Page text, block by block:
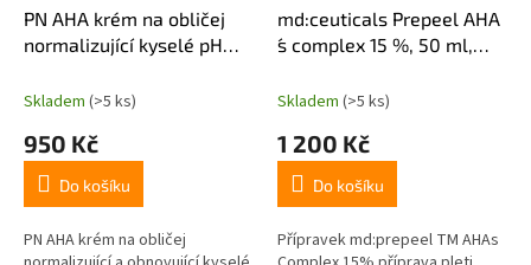
PN AHA krém na obličej
normalizující kyselé pH
Skladem (>5 ks)
950 Kč
Do košíku
PN AHA krém na obličej
md:ceuticals Prepeel AHA
´s complex 15 %, 50 ml,
Skladem (>5 ks)
1 200 Kč
Do košíku
Přípravek md:prepeel TM AHAs